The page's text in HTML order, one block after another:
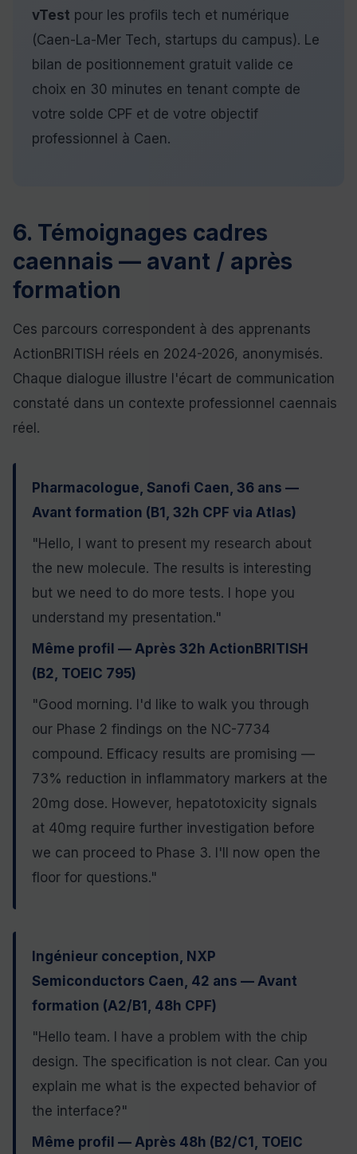
vTest pour les profils tech et numérique
(Caen-La-Mer Tech, startups du campus). Le
bilan de positionnement gratuit valide ce
choix en 30 minutes en tenant compte de
votre solde CPF et de votre objectif
professionnel à Caen.
6. Témoignages cadres
caennais — avant / après
formation
Ces parcours correspondent à des apprenants
ActionBRITISH réels en 2024-2026, anonymisés.
Chaque dialogue illustre l'écart de communication
constaté dans un contexte professionnel caennais
réel.
Pharmacologue, Sanofi Caen, 36 ans —
Avant formation (B1, 32h CPF via Atlas)
"Hello, I want to present my research about
the new molecule. The results is interesting
but we need to do more tests. I hope you
understand my presentation."
Même profil — Après 32h ActionBRITISH
(B2, TOEIC 795)
"Good morning. I'd like to walk you through
our Phase 2 findings on the NC-7734
compound. Efficacy results are promising —
73% reduction in inflammatory markers at the
20mg dose. However, hepatotoxicity signals
at 40mg require further investigation before
we can proceed to Phase 3. I'll now open the
floor for questions."
Ingénieur conception, NXP
Semiconductors Caen, 42 ans — Avant
formation (A2/B1, 48h CPF)
"Hello team. I have a problem with the chip
design. The specification is not clear. Can you
explain me what is the expected behavior of
the interface?"
Même profil — Après 48h (B2/C1, TOEIC